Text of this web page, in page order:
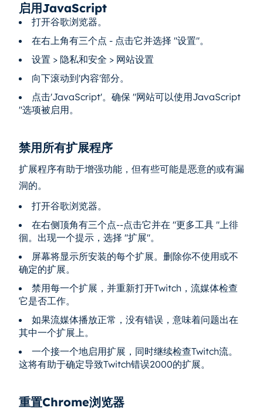
启用JavaScript
打开谷歌浏览器。
在右上角有三个点 - 点击它并选择 "设置"。
设置 > 隐私和安全 > 网站设置
向下滚动到'内容'部分。
点击'JavaScript'。确保 "网站可以使用JavaScript
"选项被启用。
禁用所有扩展程序
扩展程序有助于增强功能，但有些可能是恶意的或有漏
洞的。
打开谷歌浏览器。
在右侧顶角有三个点--点击它并在 "更多工具 "上徘
徊。出现一个提示，选择 "扩展"。
屏幕将显示所安装的每个扩展。删除你不使用或不
确定的扩展。
禁用每一个扩展，并重新打开Twitch，流媒体检查
它是否工作。
如果流媒体播放正常，没有错误，意味着问题出在
其中一个扩展上。
一个接一个地启用扩展，同时继续检查Twitch流。
这将有助于确定导致Twitch错误2000的扩展。
重置Chrome浏览器